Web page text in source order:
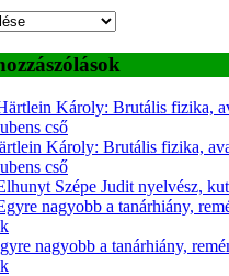
Károly: Brutális fizika,
cső
Károly: Brutális fizika,
cső
Szépe Judit nyelvész,
nagyobb a tanárhiány,
nagyobb a tanárhiány,